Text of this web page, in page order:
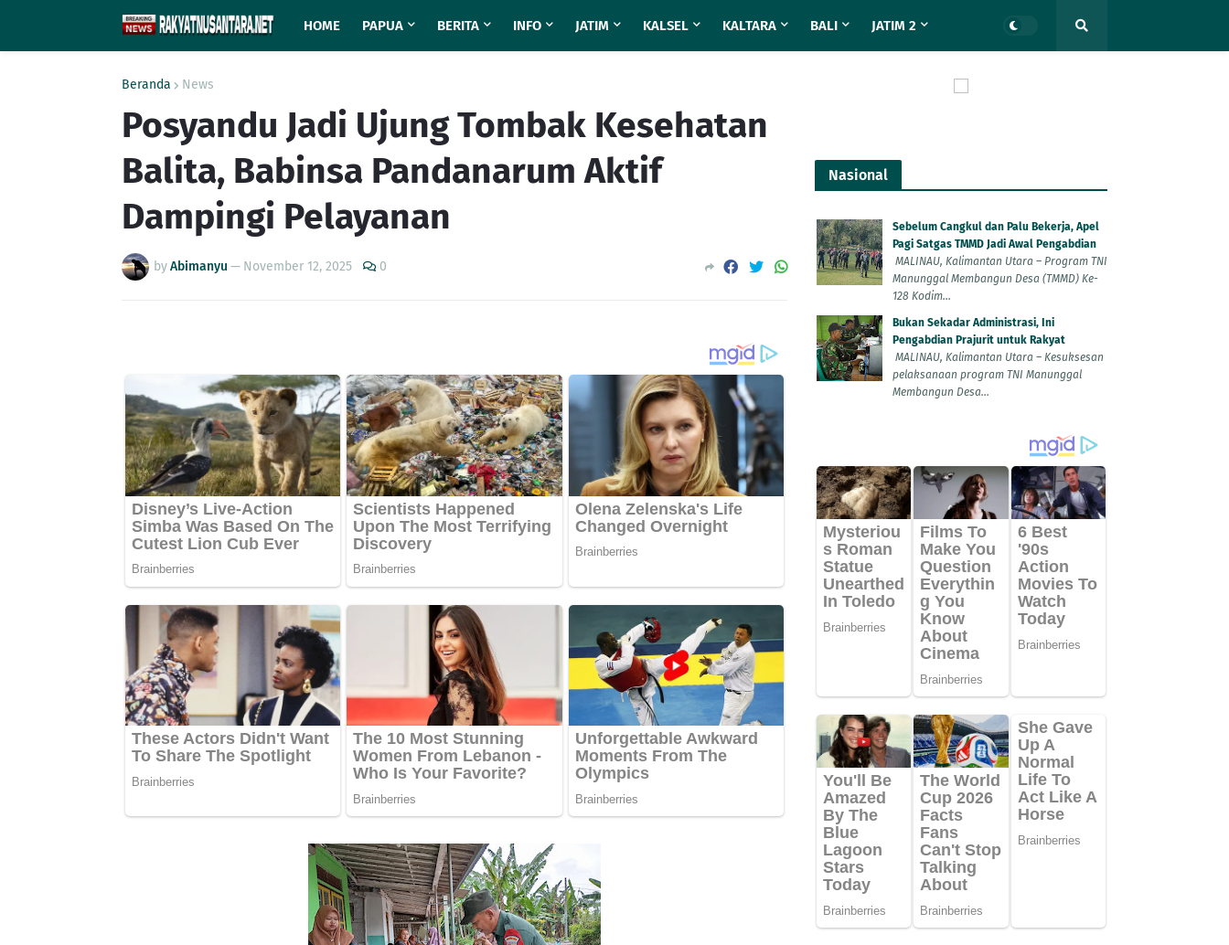
HOME PAPUA BERITA INFO JATIM KALSEL KALTARA BALI JATIM 2
Beranda News
Posyandu Jadi Ujung Tombak Kesehatan
Balita, Babinsa Pandanarum Aktif
Dampingi Pelayanan
byAbimanyu — November 12, 2025 0
Nasional
Sebelum Cangkul dan Palu Bekerja, Apel
Pagi Satgas TMMD Jadi Awal Pengabdian
MALINAU, Kalimantan Utara – Program TNI
Manunggal Membangun Desa (TMMD) Ke-
128 Kodim...
Bukan Sekadar Administrasi, Ini
Pengabdian Prajurit untuk Rakyat
MALINAU, Kalimantan Utara – Kesuksesan
pelaksanaan program TNI Manunggal
Membangun Desa...